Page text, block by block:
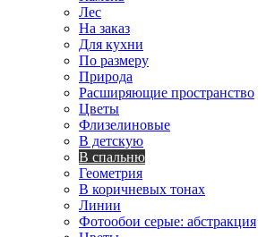
Лес
На заказ
Для кухни
По размеру
Природа
Расширяющие пространство
Цветы
Флизелиновые
В детскую
В спальню
Геометрия
В коричневых тонах
Линии
Фотообои серые: абстракция